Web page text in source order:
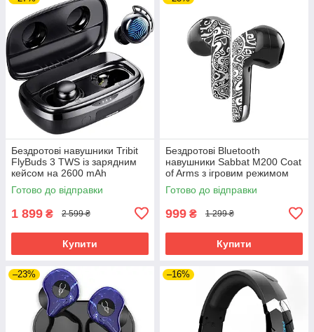
Бездротові навушники Tribit
FlyBuds 3 TWS із зарядним
кейсом на 2600 mAh
(Чорний)
Готово до відправки
1 899 ₴ 2 599 ₴
Купити
Бездротові Bluetooth
навушники Sabbat M200 Coat
of Arms з ігровим режимом
(Чорно-білий)
Готово до відправки
999 ₴ 1 299 ₴
Купити
–23% –16%